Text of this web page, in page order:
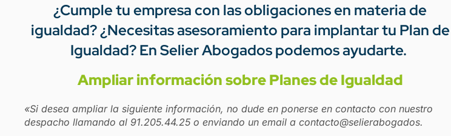
¿Cumple tu empresa con las obligaciones en materia de
igualdad? ¿Necesitas asesoramiento para implantar tu Plan de
Igualdad? En Selier Abogados podemos ayudarte.
Ampliar información sobre Planes de Igualdad
«Si desea ampliar la siguiente información, no dude en ponerse en contacto con nuestro
despacho llamando al 91.205.44.25 o enviando un email a contacto@selierabogados.